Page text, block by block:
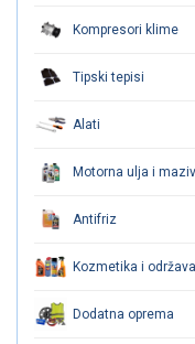
Kompresori klime
Tipski tepisi
Alati
Motorna ulja i
Antifriz
Kozmetika i
Dodatna oprema